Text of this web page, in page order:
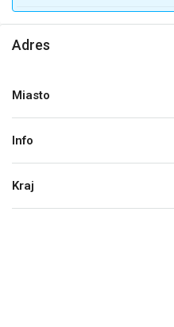
Adres
Miasto
Info
Kraj